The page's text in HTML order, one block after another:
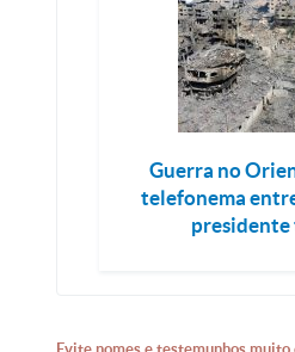
Guerra no
telefonema